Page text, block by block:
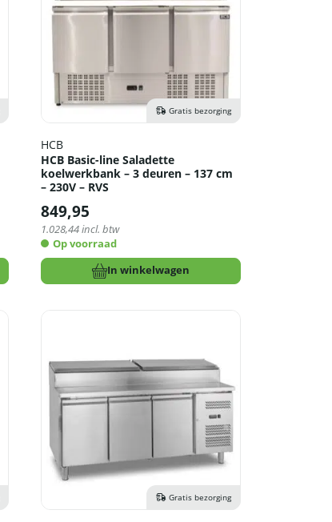
Gratis bezorging
HCB
HCB Basic-line Saladette
koelwerkbank – 3 deuren – 137 cm
– 230V – RVS
849,95
1.028,44incl. btw
Op voorraad
In winkelwagen
Gratis bezorging